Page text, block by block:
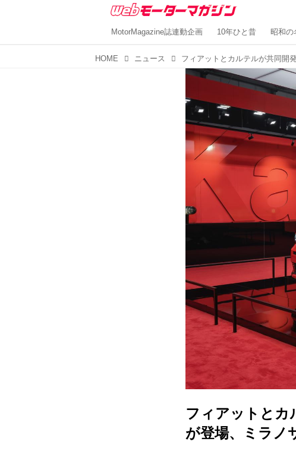
MotorMagazine誌連動企画 10年ひと昔 昭和の
HOME ニュース
フィアットとカ
が登場、ミラノ